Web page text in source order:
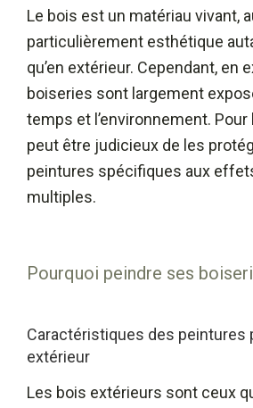
Le bois est un matériau vivant,
particulièrement esthétique
qu’en extérieur. Cependant, en
boiseries sont largement
temps et l’environnement. Pour
peut être judicieux de les
peintures spécifiques aux
multiples.
Pourquoi peindre ses
Caractéristiques des peintures
extérieur
Les bois extérieurs sont ceux